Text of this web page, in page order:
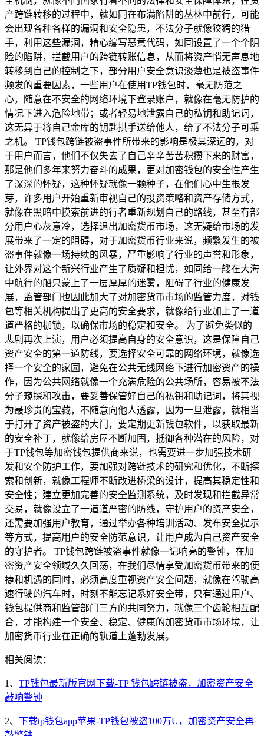
产跨链转移的过程中，就如同在布满陷阱的丛林中前行，可能
会出现各种各样的漏洞和安全隐患，不法分子就像狡猾的猎
手，利用这些漏洞，精心编写恶意代码，如同设置了一个个阴
险的陷阱，拦截用户的跨链转账信息，从而将资产悄无声息地
转移到自己的控制之下，部分用户安全意识淡薄也是被盗事件
频发的重要因素，一些用户在使用TP钱包时，毫无防范之
心，随意在不安全的网络环境下登录账户，就像在毫无防护的
情况下进入危险地带；或者轻易地泄露自己的私钥和助记词，
这无异于将自己金库的钥匙拱手送给他人，给了不法分子可乘
之机。 TP钱包跨链被盗事件所带来的影响是极其深远的，对
于用户而言，他们不仅失去了自己辛辛苦苦积攒下来的财富，
那是他们多年来努力奋斗的成果，更对加密钱包的安全性产生
了深深的怀疑，这种怀疑就像一颗种子，在他们心中生根发
芽，许多用户开始重新审视自己的投资策略和资产存储方式，
就像在黑暗中摸索前进的行者重新规划自己的路线，甚至有部
分用户心灰意冷，选择退出加密货币市场，这无疑给市场的发
展带来了一定的阻碍，对于加密货币行业来说，频繁发生的被
盗事件就像一场持续的风暴，严重影响了行业的声誉和形象，
让外界对这个新兴行业产生了质疑和担忧，如同给一艘在大海
中航行的船只蒙上了一层厚厚的迷雾，阻碍了行业的健康发
展，监管部门也因此加大了对加密货币市场的监管力度，对钱
包等相关机构提出了更高的安全要求，就像给行业加上了一道
道严格的枷锁，以确保市场的稳定和安全。 为了避免类似的
悲剧再次上演，用户必须提高自身的安全意识，这是保障自己
资产安全的第一道防线，要选择安全可靠的网络环境，就像选
择一个安全的家园，避免在公共无线网络下进行加密资产的操
作，因为公共网络就像一个充满危险的公共场所，容易被不法
分子窥探和攻击，要妥善保管好自己的私钥和助记词，将其视
为最珍贵的宝藏，不随意向他人透露，因为一旦泄露，就相当
于打开了资产被盗的大门，要定期更新钱包软件，以获取最新
的安全补丁，就像给房屋不断加固，抵御各种潜在的风险，对
于TP钱包等加密钱包提供商来说，也需要进一步加强技术研
发和安全防护工作，要加强对跨链技术的研究和优化，不断探
索和创新，就像工程师不断改进桥梁的设计，提高其稳定性和
安全性；建立更加完善的安全监测系统，及时发现和拦截异常
交易，就像设立了一道道严密的防线，守护用户的资产安全，
还需要加强用户教育，通过举办各种培训活动、发布安全提示
等方式，提高用户的安全防范意识，让用户成为自己资产安全
的守护者。 TP钱包跨链被盗事件就像一记响亮的警钟，在加
密资产安全领域久久回荡，在我们尽情享受加密货币带来的便
捷和机遇的同时，必须高度重视资产安全问题，就像在驾驶高
速行驶的汽车时，时刻不能忘记系好安全带，只有通过用户、
钱包提供商和监管部门三方的共同努力，就像三个齿轮相互配
合，才能构建一个安全、稳定、健康的加密货币市场环境，让
加密货币行业在正确的轨道上蓬勃发展。
相关阅读：
1、 TP钱包最新版官网下载-TP 钱包跨链被盗，加密资产安全
敲响警钟
2、 下载tp钱包app苹果-TP钱包被盗100万U，加密资产安全再